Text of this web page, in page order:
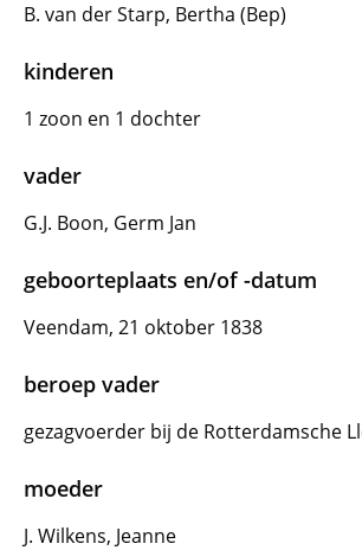
B. van der Starp, Bertha (Bep)
kinderen
1 zoon en 1 dochter
vader
G.J. Boon, Germ Jan
geboorteplaats en/of -datum
Veendam, 21 oktober 1838
beroep vader
gezagvoerder bij de Rotterdamsche
moeder
J. Wilkens, Jeanne